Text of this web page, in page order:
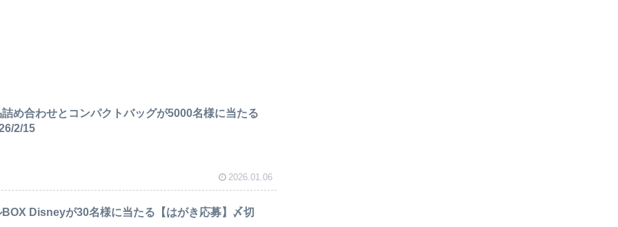
め合わせとコンパクトバッグが5000名様に当たる
2/15
2026.01.06
Disneyが30名様に当たる【はがき応募】〆切